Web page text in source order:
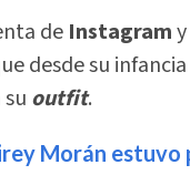
de Instagram
desde su
outfit.
Morán estuvo